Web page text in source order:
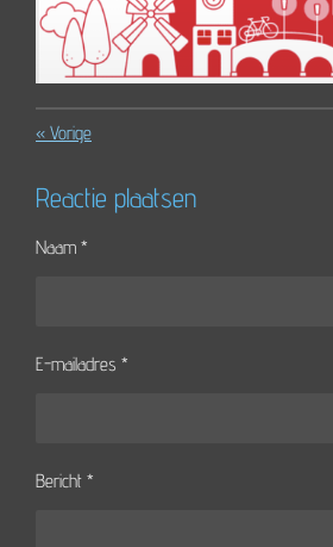
« Vorige
Reactie plaatsen
Naam *
E-mailadres *
Bericht *